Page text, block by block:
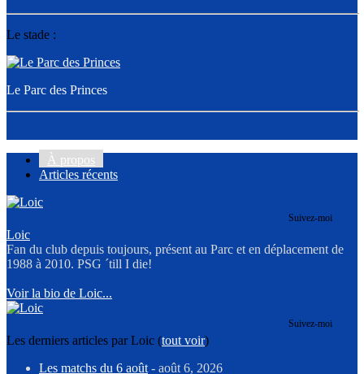
Le stade :
Le Parc des Princes
À propos
Articles récents
Suivez-moi
Loic
Fan du club depuis toujours, présent au Parc et en déplacement de
1988 à 2010. PSG ´till I die!
Voir la bio de Loic...
Suivez-moi
Les derniers articles par Loic (tout voir)
Les matchs du 6 août - août 6, 2026